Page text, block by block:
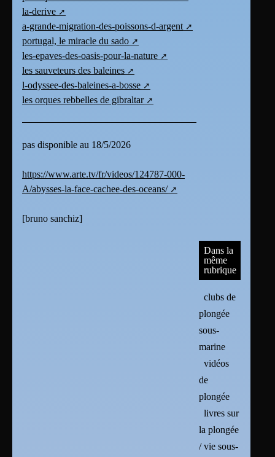
la-derive
a-grande-migration-des-poissons-d-argent
portugal, le miracle du sado
les-epaves-des-oasis-pour-la-nature
les sauveteurs des baleines
l-odyssee-des-baleines-a-bosse
les orques rebbelles de gibraltar
pas disponible au 18/5/2026
https://www.arte.tv/fr/videos/124787-000-
A/abysses-la-face-cachee-des-oceans/
[bruno sanchiz]
Dans la
même
rubrique
clubs de
plongée
sous-
marine
vidéos
de
plongée
livres sur
la plongée
/ vie sous-